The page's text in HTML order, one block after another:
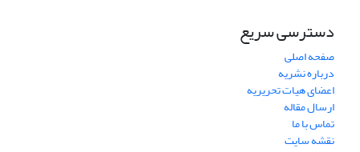
دسترسی سریع
صفحه اصلی
درباره نشریه
اعضای هیات تحریریه
ارسال مقاله
تماس با ما
نقشه سایت